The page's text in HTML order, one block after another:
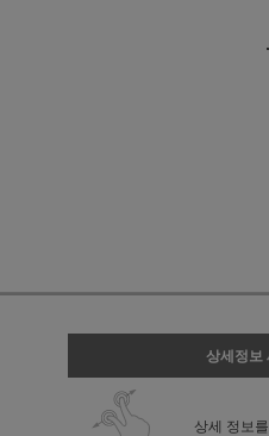
상세정보
상세 정보